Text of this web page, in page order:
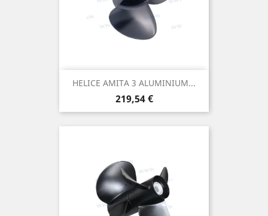
HELICE AMITA 3 ALUMINIUM...
Prix
219,54 €